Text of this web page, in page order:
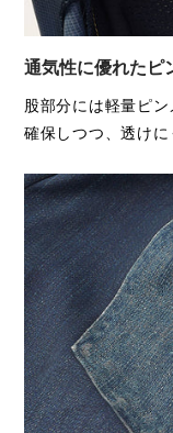
通気性に優れたピ
股部分には軽量ピ
確保しつつ、透けに